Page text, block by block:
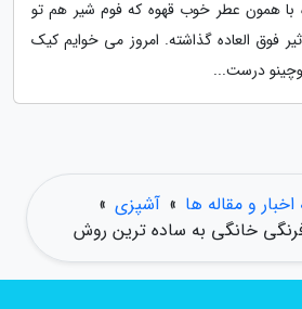
با همون عطر خوب قهوه که فوم شیر هم تو
فوق العاده گذاشته. امروز می خوایم کیک
درست...
و مقاله ها » آشپزی »
خانگی به ساده ترین روش